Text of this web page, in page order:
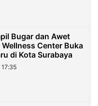
Bugar dan Awet
Center Buka
di Kota Surabaya